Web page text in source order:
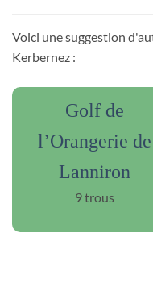
Voici une suggestion
Kerbernez :
Golf de
l’Orangerie de
Lanniron
9 trous